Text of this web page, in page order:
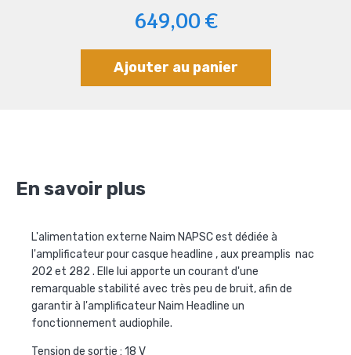
649,00 €
Ajouter au panier
En savoir plus
L'alimentation externe Naim NAPSC est dédiée à
l'amplificateur pour casque headline , aux preamplis nac
202 et 282 . Elle lui apporte un courant d'une
remarquable stabilité avec très peu de bruit, afin de
garantir à l'amplificateur Naim Headline un
fonctionnement audiophile.
Tension de sortie : 18 V